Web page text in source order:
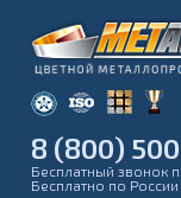
8 (800)
Бесплатный звонок
Бесплатно по России